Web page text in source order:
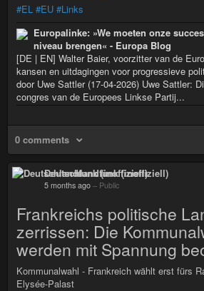
#EL #EU #Links
Europalinke: »We moeten onze
niveau brengen« - Europa Blog
[DE | EN] Walter Baier, voorzitter van de
kansen en uitdagingen voor progressieve
door Uwe Sattler (17-04-2026) Uwe Sattler:
congres van de Europees Linkse Partij...
0 comments
Deutschlandfunk (inoffiziell)
5 months ago – Public
Frankreichs politische
zerrissen: Die
werden mit Spannung
Kommunalwahl - Frankreich wählt erst fürs
Elysée-Palast